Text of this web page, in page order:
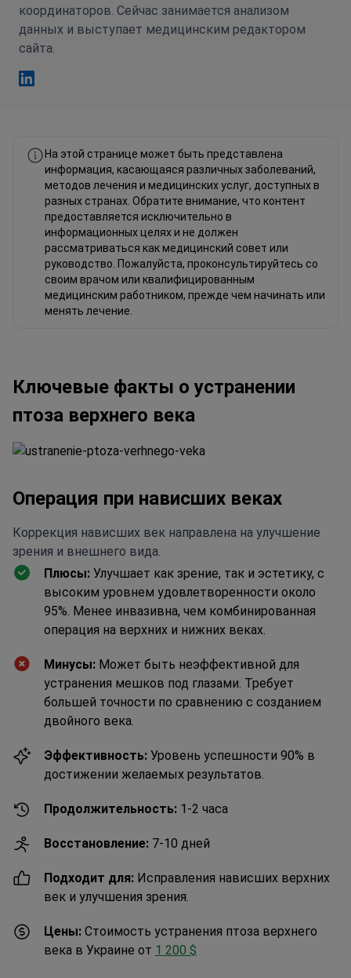
координаторов. Сейчас занимается анализом
данных и выступает медицинским редактором
сайта.
На этой странице может быть представлена
информация, касающаяся различных заболеваний,
методов лечения и медицинских услуг, доступных в
разных странах. Обратите внимание, что контент
предоставляется исключительно в
информационных целях и не должен
рассматриваться как медицинский совет или
руководство. Пожалуйста, проконсультируйтесь со
своим врачом или квалифицированным
медицинским работником, прежде чем начинать или
менять лечение.
Ключевые факты о устранении
птоза верхнего века
Операция при нависших веках
Коррекция нависших век направлена на улучшение
зрения и внешнего вида.
Плюсы: Улучшает как зрение, так и эстетику, с
высоким уровнем удовлетворенности около
95%. Менее инвазивна, чем комбинированная
операция на верхних и нижних веках.
Минусы: Может быть неэффективной для
устранения мешков под глазами. Требует
большей точности по сравнению с созданием
двойного века.
Эффективность: Уровень успешности 90% в
достижении желаемых результатов.
Продолжительность: 1-2 часа
Восстановление: 7-10 дней
Подходит для: Исправления нависших верхних
век и улучшения зрения.
Цены: Стоимость устранения птоза верхнего
века в Украине от 1 200 $